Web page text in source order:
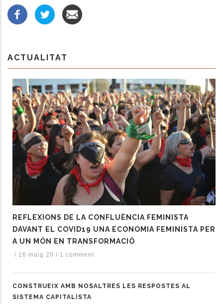
ACTUALITAT
REFLEXIONS DE LA CONFLUÈNCIA FEMINISTA
DAVANT EL COVID19 UNA ECONOMIA FEMINISTA PER
A UN MÓN EN TRANSFORMACIÓ
/ 16 maig 20 / 1 comment
CONSTRUEIX AMB NOSALTRES LES RESPOSTES AL
SISTEMA CAPITALISTA